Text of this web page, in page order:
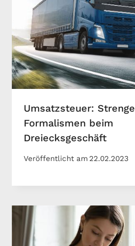
Umsatzsteuer: Strenge
Formalismen beim
Dreiecksgeschäft
Veröffentlicht am 22.02.2023